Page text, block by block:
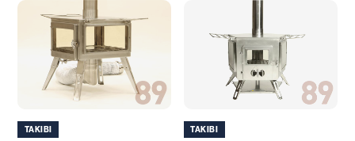
◯ロープ（1本につき）
（約）40g
◯収納ケース
（約）18g
セット内容
ース
TAKIBI TAKIBI